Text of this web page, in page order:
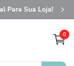
Para Sua Loja!
0